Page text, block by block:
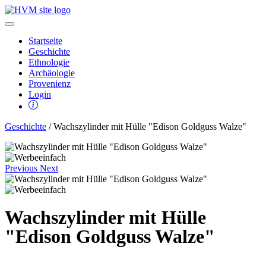
Startseite
Geschichte
Ethnologie
Archäologie
Provenienz
Login
Geschichte / Wachszylinder mit Hülle "Edison Goldguss Walze"
Previous Next
Wachszylinder mit Hülle
"Edison Goldguss Walze"